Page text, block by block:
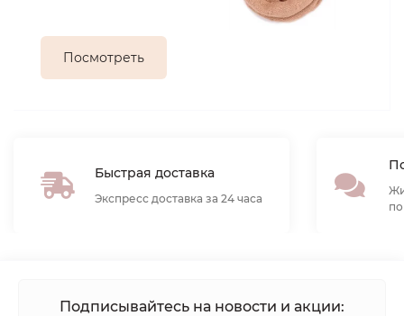
Посмотреть
Быстрая доставка
Экспресс доставка за 24 часа
Подписывайтесь на новости и акции: